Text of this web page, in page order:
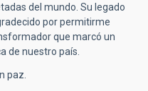
del mundo. Su legado
por permitirme
que marcó un
de nuestro país.
paz.